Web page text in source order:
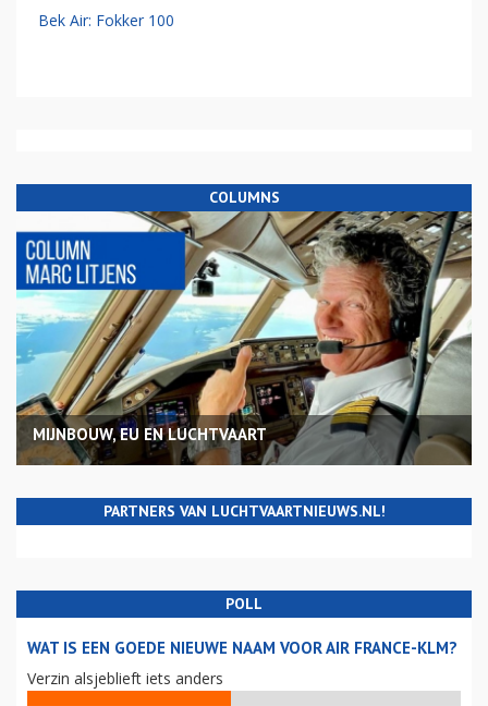
Bek Air: Fokker 100
COLUMNS
MIJNBOUW, EU EN LUCHTVAART
PARTNERS VAN LUCHTVAARTNIEUWS.NL!
POLL
WAT IS EEN GOEDE NIEUWE NAAM VOOR AIR FRANCE-KLM?
Verzin alsjeblieft iets anders